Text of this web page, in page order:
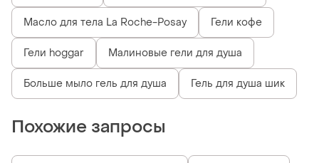
Масло для тела La Roche-Posay Гели кофе
Гели hoggar Малиновые гели для душа
Больше мыло гель для душа Гель для душа шик
Похожие запросы